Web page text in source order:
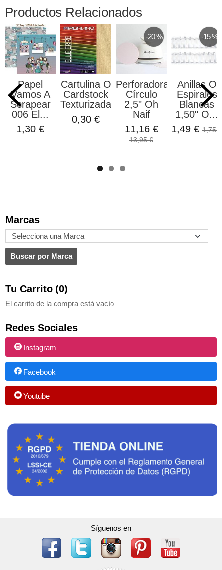
Marcas
Tu Carrito (0)
El carrito de la compra está vacío
Redes Sociales
Instagram
Facebook
Youtube
Productos Relacionados
Papel
Vamos A
Scrapear
006 El...
1,30 €
Cartulina O
Cardstock
Texturizada...
0,30 €
-20 %
Perforadora
Círculo
2,5" Oh
Naif
11,16 €
13,95 €
-15 %
Anillas O
Espirales
Blancas
1,50" O...
1,49 € 1,75 €
Síguenos en